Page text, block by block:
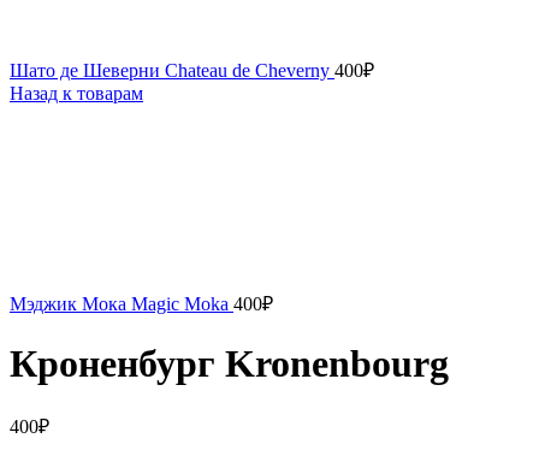
Шато де Шеверни Chateau de Cheverny 400₽
Назад к товарам
Мэджик Мока Magic Moka 400₽
Кроненбург Kronenbourg
400₽